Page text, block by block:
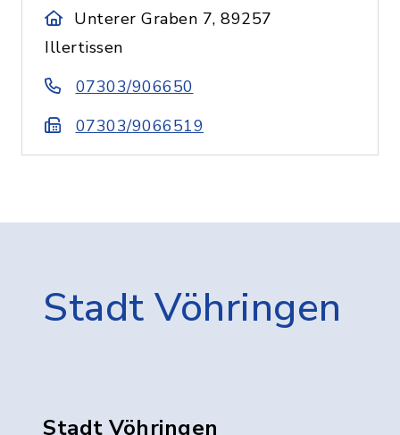
Unterer Graben 7, 89257
Illertissen
07303/906650
07303/9066519
Stadt Vöhringen
Stadt Vöhringen